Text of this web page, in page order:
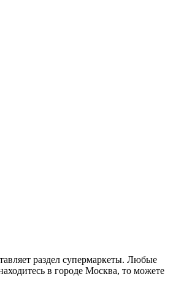
раздел супермаркеты. Любые
в городе Москва, то можете